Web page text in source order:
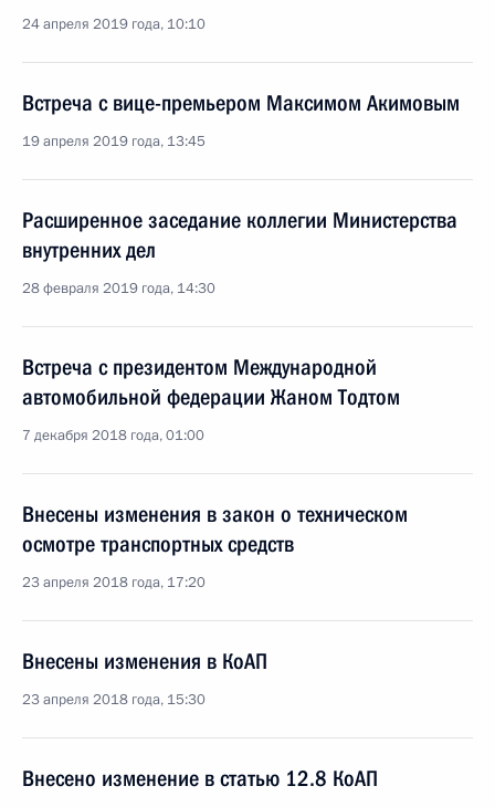
24 апреля 2019 года, 10:10
Встреча с вице-премьером Максимом Акимовым
19 апреля 2019 года, 13:45
Расширенное заседание коллегии Министерства
внутренних дел
28 февраля 2019 года, 14:30
Встреча с президентом Международной
автомобильной федерации Жаном Тодтом
7 декабря 2018 года, 01:00
Внесены изменения в закон о техническом
осмотре транспортных средств
23 апреля 2018 года, 17:20
Внесены изменения в КоАП
23 апреля 2018 года, 15:30
Внесено изменение в статью 12.8 КоАП